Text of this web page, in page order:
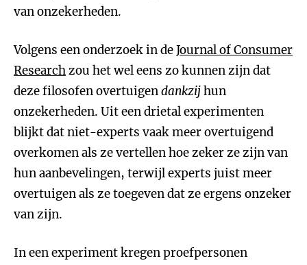
van onzekerheden.
Volgens een onderzoek in deJournal of Consumer
Researchzou het wel eens zo kunnen zijn dat
deze filosofen overtuigendankzijhun
onzekerheden. Uit een drietal experimenten
blijkt dat niet-experts vaak meer overtuigend
overkomen als ze vertellen hoe zeker ze zijn van
hun aanbevelingen, terwijl experts juist meer
overtuigen als ze toegeven dat ze ergens onzeker
van zijn.
In een experiment kregen proefpersonen